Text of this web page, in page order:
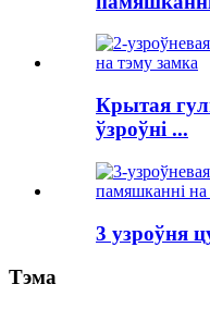
Крытая
ўзроўні ...
3 узроўня
Тэма